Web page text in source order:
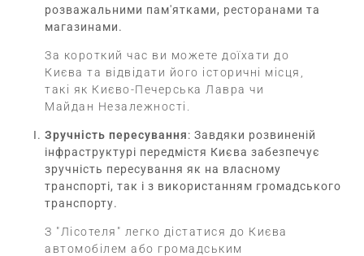
розважальними пам'ятками, ресторанами та
магазинами.
За короткий час ви можете доїхати до
Києва та відвідати його історичні місця,
такі як Києво-Печерська Лавра чи
Майдан Незалежності.
Зручність пересування: Завдяки розвиненій
інфраструктурі передмістя Києва забезпечує
зручність пересування як на власному
транспорті, так і з використанням громадського
транспорту.
З "Лісотеля" легко дістатися до Києва
автомобілем або громадським